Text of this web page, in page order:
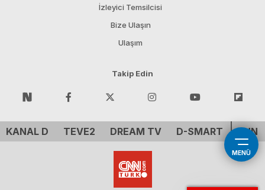
MENÜ
İzleyici Temsilcisi
Bize Ulaşın
Ulaşım
Takip Edin
KANAL D TEVE2 DREAM TV D-SMART CNN